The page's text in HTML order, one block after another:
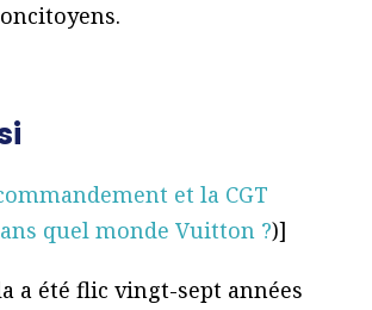
et la CGT
quel monde Vuitton ?)]
a été flic vingt-sept années